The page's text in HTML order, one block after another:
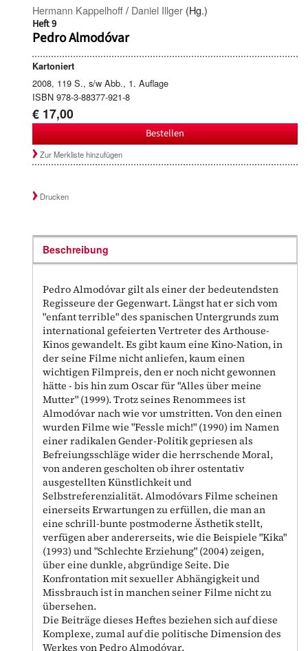
Hermann Kappelhoff/ Daniel Illger (Hg.)
Heft 9
Pedro Almodóvar
Kartoniert
2008, 119 S., s/w Abb., 1. Auflage
ISBN 978-3-88377-921-8
€ 17,00
Bestellen
Zur Merkliste hinzufügen
Drucken
Beschreibung
Pedro Almodóvar gilt als einer der bedeutendsten
Regisseure der Gegenwart. Längst hat er sich vom
"enfant terrible" des spanischen Untergrunds zum
international gefeierten Vertreter des Arthouse-
Kinos gewandelt. Es gibt kaum eine Kino-Nation, in
der seine Filme nicht anliefen, kaum einen
wichtigen Filmpreis, den er noch nicht gewonnen
hätte - bis hin zum Oscar für "Alles über meine
Mutter" (1999). Trotz seines Renommees ist
Almodóvar nach wie vor umstritten. Von den einen
wurden Filme wie "Fessle mich!" (1990) im Namen
einer radikalen Gender-Politik gepriesen als
Befreiungsschläge wider die herrschende Moral,
von anderen gescholten ob ihrer ostentativ
ausgestellten Künstlichkeit und
Selbstreferenzialität. Almodóvars Filme scheinen
einerseits Erwartungen zu erfüllen, die man an
eine schrill-bunte postmoderne Ästhetik stellt,
verfügen aber andererseits, wie die Beispiele "Kika"
(1993) und "Schlechte Erziehung" (2004) zeigen,
über eine dunkle, abgründige Seite. Die
Konfrontation mit sexueller Abhängigkeit und
Missbrauch ist in manchen seiner Filme nicht zu
übersehen.
Die Beiträge dieses Heftes beziehen sich auf diese
Komplexe, zumal auf die politische Dimension des
Werkes von Pedro Almodóvar.